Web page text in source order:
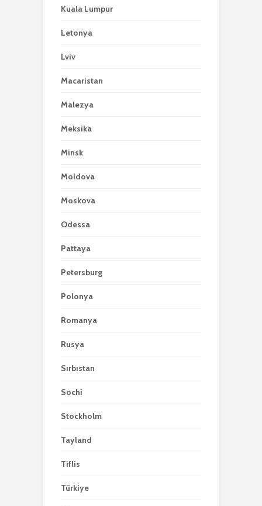
Kuala Lumpur
Letonya
Lviv
Macaristan
Malezya
Meksika
Minsk
Moldova
Moskova
Odessa
Pattaya
Petersburg
Polonya
Romanya
Rusya
Sırbıstan
Sochi
Stockholm
Tayland
Tiflis
Türkiye